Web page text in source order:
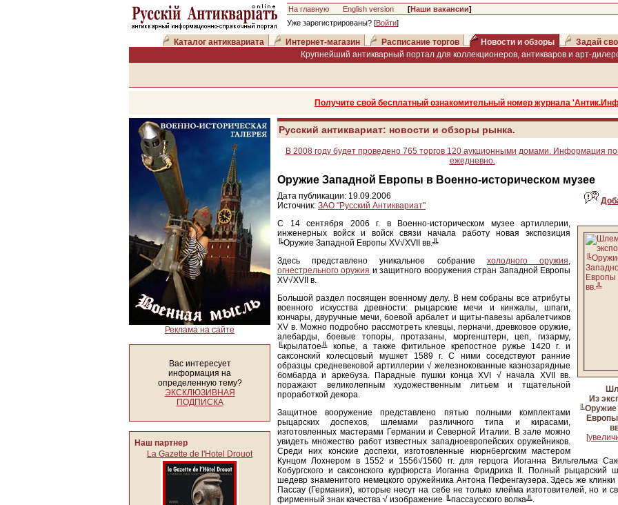
На главную English version [Наши вакансии]
Уже зарегистрированы? [Войти]
Каталог антиквариата Интернет-магазин Расписание торгов Новости и обзоры Задай
Крупнейший антикварный портал для коллекционеров, антикваров и арт-
Получите свой бесплатный ознакомительный номер журнала
Реклама на сайте
Вас интересует
информация на
определенную тему?
ЭКСКЛЮЗИВНАЯ
ПОДПИСКА
Наш партнер
La Gazette de l'Hotel Drouot
Русский антиквариат: новости и обзоры рынка.
В 2008 году будет проведено 765 торгов 120 аукционными домами. Информация
ежедневно.
Оружие Западной Европы в Военно-историческом музее
Дата публикации: 19.09.2006
Источник: ЗАО "Русский Антиквариат"
Из
╚Оружие
Европы
С 14 сентября 2006 г. в Военно-историческом музее артиллерии,
инженерных войск и войск связи начала работу новая экспозиция
╚Оружие Западной Европы XV√XVII вв.╩
Здесь представлено уникальное собрание холодного оружия,
огнестрельного оружия и защитного вооружения стран Западной Европы
XV√XVII в.
Большой раздел посвящен военному делу. В нем собраны все атрибуты
военного искусства древности: рыцарские мечи и кинжалы, шпаги,
кончары, двуручные мечи, боевой арбалет и щиты-павезы арбалетчиков
XV в. Можно подробно рассмотреть клевцы, перначи, древковое оружие,
алебарды, боевые топоры, протазаны, моргенштерн, цеп, гизарму,
╚крылатое╩ копье, а также фитильное крепостное ружье 1420 г. и
саксонский колесцовый мушкет 1589 г. С ними соседствуют ранние
образцы средневековой артиллерии √ железнокованные казнозарядные
бомбарда и аркебуза. Парадные пушки конца XVI √ начала XVII вв.
поражают великолепным художественным литьем и тщательной
проработкой декора.
Защитное вооружение представлено пятью полными комплектами
рыцарских доспехов, шлемами различного типа и кирасами,
изготовленных мастерами Германии и Северной Италии. В зале можно
увидеть множество работ известных западноевропейских оружейников.
Среди них конские доспехи, изготовленные нюрнбергским мастером
Кунцом Лохнером в 1552 и 1556√1560 гг. для герцога Иоганна Вильгельма
Кобургского и саксонского курфюрста Иоганна Фридриха II. Полный рыцарский
шедевр знаменитого немецкого оружейника Антона Пефенгаузера. Здесь же клинки
Пассау (Германия), которые несут на себе не только клейма изготовителей, но и
фирменный знак качества √ изображение ╚пассаусского волка╩.